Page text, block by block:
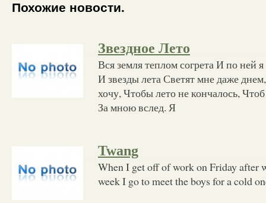
Похожие новости.
Звездное Лето
Вся земля теплом согрета И по ней
И звезды лета Светят мне даже
хочу, Чтобы лето не кончалось,
За мною вслед. Я
Twang
When I get off of work on Friday after
week I go to meet the boys for a cold